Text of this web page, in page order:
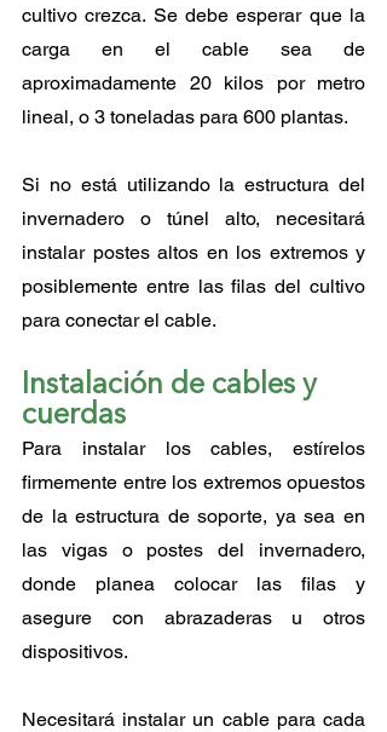
cultivo crezca. Se debe esperar que la
carga en el cable sea de
aproximadamente 20 kilos por metro
lineal, o 3 toneladas para 600 plantas.
Si no está utilizando la estructura del
invernadero o túnel alto, necesitará
instalar postes altos en los extremos y
posiblemente entre las filas del cultivo
para conectar el cable.
Instalación de cables y
cuerdas
Para instalar los cables, estírelos
firmemente entre los extremos opuestos
de la estructura de soporte, ya sea en
las vigas o postes del invernadero,
donde planea colocar las filas y
asegure con abrazaderas u otros
dispositivos.
Necesitará instalar un cable para cada